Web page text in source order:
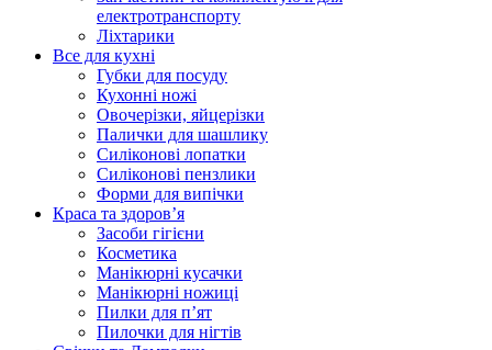
електротранспорту
Ліхтарики
Все для кухні
Губки для посуду
Кухонні ножі
Овочерізки, яйцерізки
Палички для шашлику
Силіконові лопатки
Силіконові пензлики
Форми для випічки
Краса та здоров’я
Засоби гігієни
Косметика
Манікюрні кусачки
Манікюрні ножиці
Пилки для п’ят
Пилочки для нігтів